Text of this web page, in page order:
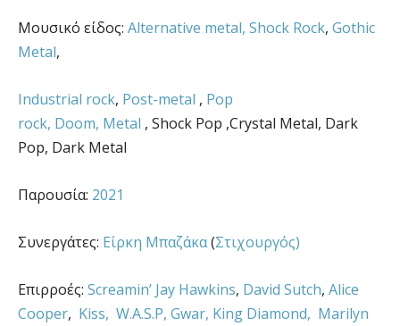
Μουσικό είδος: Alternative metal, Shock Rock, Gothic
Metal,
Industrial rock, Post-metal , Pop
rock, Doom, Metal , Shock Pop ,Crystal Metal, Dark
Pop, Dark Metal
Παρουσία: 2021
Συνεργάτες: Είρκη Μπαζάκα(Στιχουργός)
Επιρροές: Screamin’ Jay Hawkins, David Sutch, Alice
Cooper, Kiss, W.A.S.P, Gwar, King Diamond, Marilyn